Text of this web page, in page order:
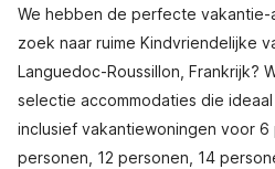
We hebben de perfecte vakantie-
zoek naar ruime Kindvriendelijke
Languedoc-Roussillon, Frankrijk?
selectie accommodaties die
inclusief vakantiewoningen voor
personen, 12 personen, 14